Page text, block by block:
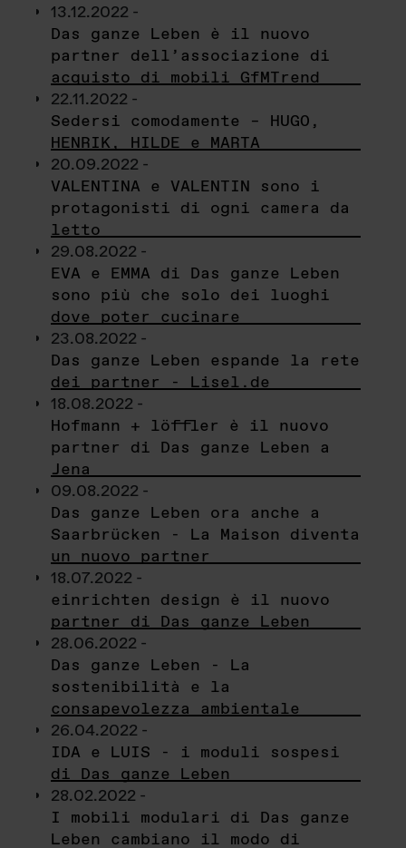
13.12.2022 -
Das ganze Leben è il nuovo
partner dell’associazione di
acquisto di mobili GfMTrend
22.11.2022 -
Sedersi comodamente – HUGO,
HENRIK, HILDE e MARTA
20.09.2022 -
VALENTINA e VALENTIN sono i
protagonisti di ogni camera da
letto
29.08.2022 -
EVA e EMMA di Das ganze Leben
sono più che solo dei luoghi
dove poter cucinare
23.08.2022 -
Das ganze Leben espande la rete
dei partner - Lisel.de
18.08.2022 -
Hofmann + löffler è il nuovo
partner di Das ganze Leben a
Jena
09.08.2022 -
Das ganze Leben ora anche a
Saarbrücken - La Maison diventa
un nuovo partner
18.07.2022 -
einrichten design è il nuovo
partner di Das ganze Leben
28.06.2022 -
Das ganze Leben - La
sostenibilità e la
consapevolezza ambientale
26.04.2022 -
IDA e LUIS - i moduli sospesi
di Das ganze Leben
28.02.2022 -
I mobili modulari di Das ganze
Leben cambiano il modo di